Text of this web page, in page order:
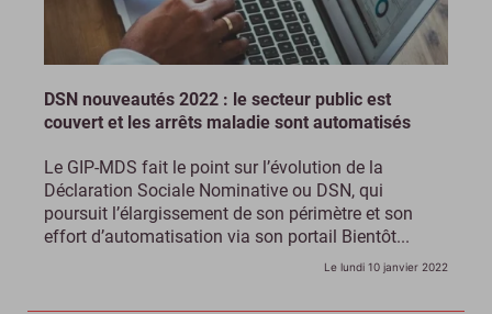
DSN nouveautés 2022 : le secteur public est
couvert et les arrêts maladie sont automatisés
Le GIP-MDS fait le point sur l’évolution de la
Déclaration Sociale Nominative ou DSN, qui
poursuit l’élargissement de son périmètre et son
effort d’automatisation via son portail Bientôt...
Le lundi 10 janvier 2022